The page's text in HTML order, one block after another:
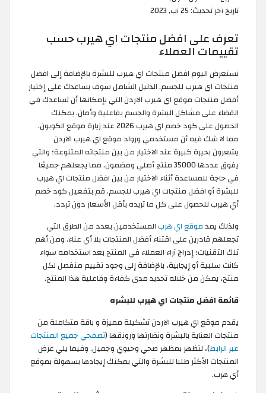
تاريخ آخر تحديث:25 آب, 2023
تعرف على افضل منتجات اي هيرب حسب
تقييمات العملاء
نستعرض اليوم افضل منتجات اي هيرب للبشرة بالإضافة إلى افضل
منتجات اي هيرب للجسم. الدليل الشامل سوف يساعدك على إختيار
أفضل منتجات موقع اي هيرب الاردن التي بإمكانها أن تساعدك في
القضاء على مشاكل البشرة والجسم بفاعلية وأمان. يمكنك
الحصول على كود خصم اي هيرب 2026 عند زيارة موقع الكوبون.
مما لا شك فيه أن مستخدمي ورواد موقع اي هيرب الاردن
يشعرون بحيرة كبيرة عند الاختيار من بين منتجاته المتنوعة؛ والتي
يفوق عددها 35000 منتج أصلي ومضمون. مما يجعلهم جميعًا
في حاجة للمساعدة أثناء الاختيار من بين افضل منتجات اي هيرب
للبشرة أو افضل منتجات اي هيرب للجسم. قم بتفعيل كود خصم
أي هيرب للحصول على كل ما تريده بأقل الأسعار دون تردد.
ولذلك يمدموقع اي هربالمستخدمين بعدد من الطرق التي
تجعلهم قادرين على اقتناء أفضل المنتجات بلا أي عناء. ومن أهم
تلك التقنيات؛ إدراج آراء العملاء في المنتج بعد استخدامه سواء
كانت سلبية أو إيجابية، بالإضافة إلى وجود تقييم منفصل لكل
منتج، يمكن من خلاله تحديد مدى كفاءة وفاعلية هذا المنتج.
قائمة افضل منتجات اي هيرب للبشره
يقدم موقع اي هيرب الاردن تشكيلة مميزة و باقة متكاملة من
منتجات العناية بالبشرة ونضارتها ورونقها (تصفحي جميع المنتجات
عبر الرابط)، لتظهر بمظهر صحي وحيوي وجميل. وفيما يلي عرض
المنتجات الأكثر طلبا للبشرة والتي يمكنك إيجادها بسهولة بموقع
أي هرب.